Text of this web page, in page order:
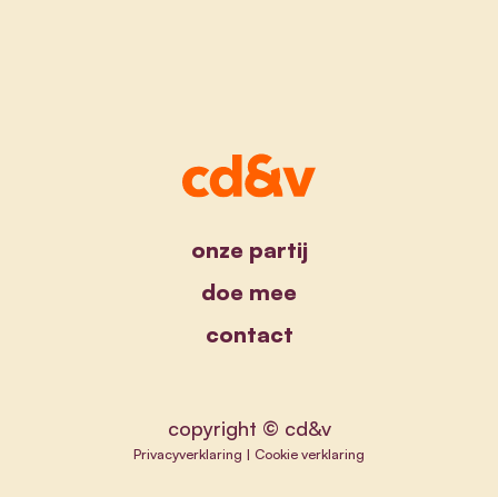
onze partij
doe mee
contact
copyright © cd&v
Privacyverklaring | Cookie verklaring